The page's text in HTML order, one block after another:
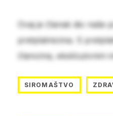
Ovaj je članak dio
pretplatnicima. S
člancima, ekskluzivnim
SIROMAŠTVO